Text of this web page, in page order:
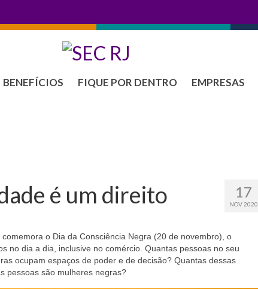
BENEFÍCIOS FIQUE POR DENTRO EMPRESAS
17
NOV 2020
é um direito
o Dia da Consciência Negra (20 de novembro), o
no dia a dia, inclusive no comércio. Quantas pessoas no seu
ocupam espaços de poder e de decisão? Quantas dessas
pessoas são mulheres negras?